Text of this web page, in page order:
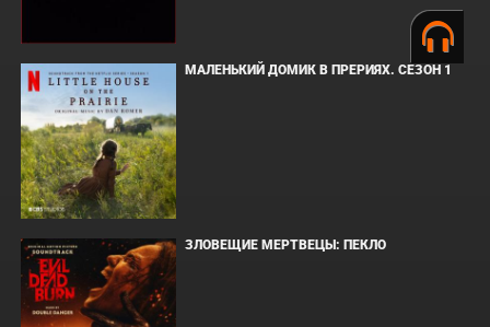
МАЛЕНЬКИЙ ДОМИК В ПРЕРИЯХ. СЕЗОН 1
ЗЛОВЕЩИЕ МЕРТВЕЦЫ: ПЕКЛО